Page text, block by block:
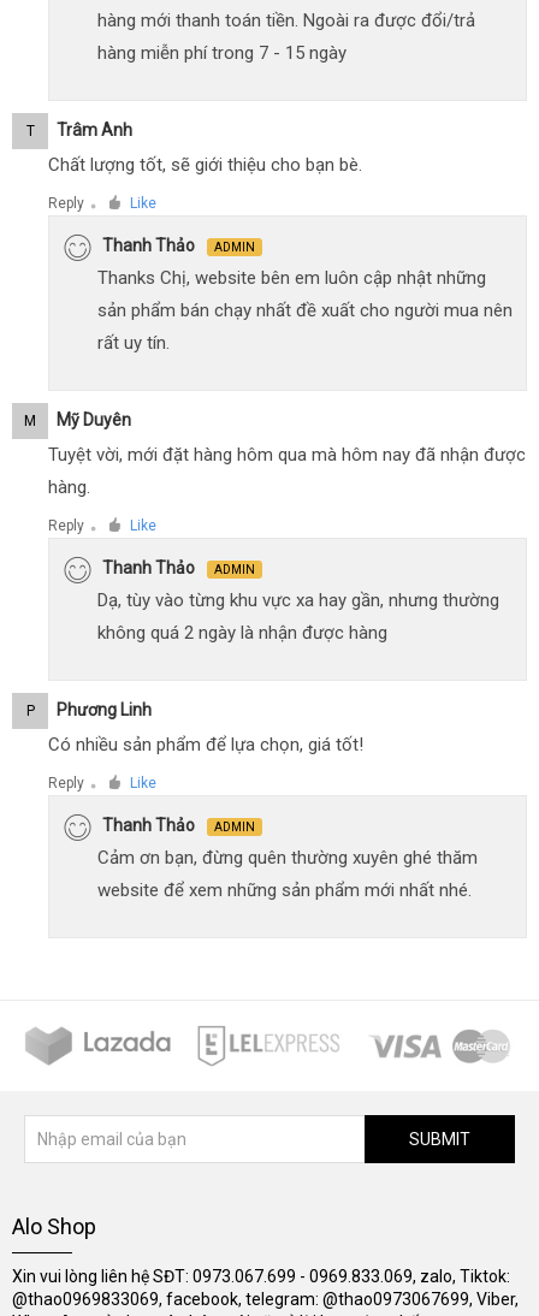
hàng mới thanh toán tiền. Ngoài ra được đổi/trả
hàng miễn phí trong 7 - 15 ngày
T Trâm Anh
Chất lượng tốt, sẽ giới thiệu cho bạn bè.
Reply ● Like
Thanh Thảo ADMIN
Thanks Chị, website bên em luôn cập nhật những
sản phẩm bán chạy nhất đề xuất cho người mua nên
rất uy tín.
M Mỹ Duyên
Tuyệt vời, mới đặt hàng hôm qua mà hôm nay đã nhận được
hàng.
Reply ● Like
Thanh Thảo ADMIN
Dạ, tùy vào từng khu vực xa hay gần, nhưng thường
không quá 2 ngày là nhận được hàng
P Phương Linh
Có nhiều sản phẩm để lựa chọn, giá tốt!
Reply ● Like
Thanh Thảo ADMIN
Cảm ơn bạn, đừng quên thường xuyên ghé thăm
website để xem những sản phẩm mới nhất nhé.
SUBMIT
Alo Shop
Xin vui lòng liên hệ SĐT: 0973.067.699 - 0969.833.069, zalo, Tiktok:
@thao0969833069, facebook, telegram: @thao0973067699, Viber,